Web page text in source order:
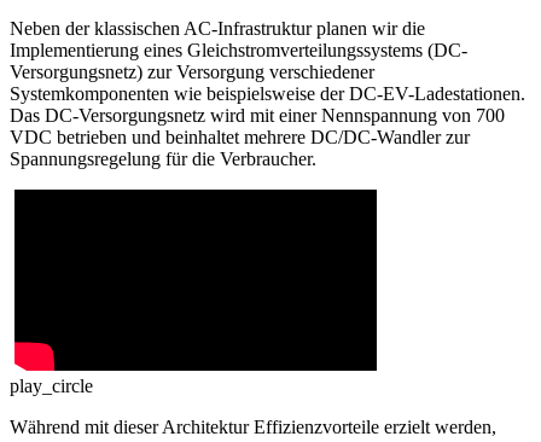
Neben der klassischen AC-Infrastruktur planen wir die
Implementierung eines Gleichstromverteilungssystems (DC-
Versorgungsnetz) zur Versorgung verschiedener
Systemkomponenten wie beispielsweise der DC-EV-Ladestationen.
Das DC-Versorgungsnetz wird mit einer Nennspannung von 700
VDC betrieben und beinhaltet mehrere DC/DC-Wandler zur
Spannungsregelung für die Verbraucher.
play_circle
Während mit dieser Architektur Effizienzvorteile erzielt werden,